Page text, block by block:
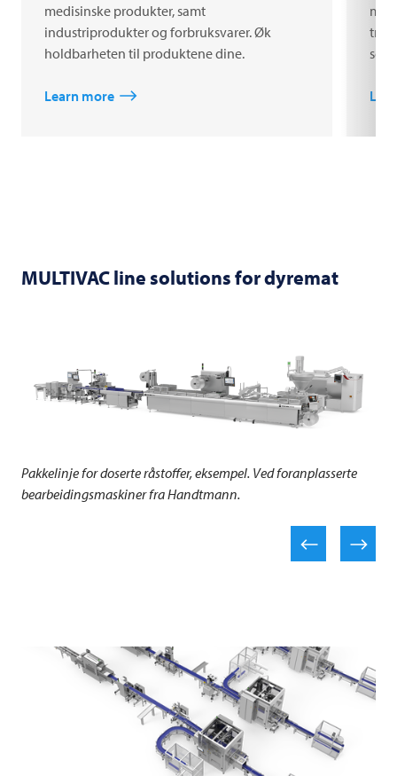
medisinske produkter, samt
industriprodukter og forbruksvarer. Øk
holdbarheten til produktene dine.
Learn more
seg
MULTIVACline solutions for dyremat
Pakkelinje for doserte råstoffer, eksempel. Ved foranplasserte
bearbeidingsmaskiner fra Handtmann.